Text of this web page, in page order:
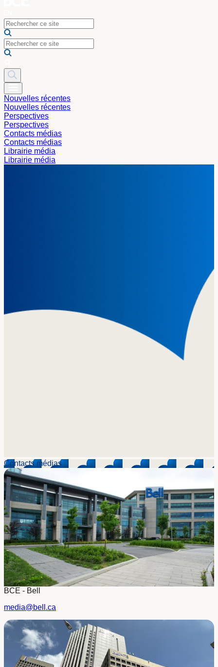
Nouvelles récentes
Nouvelles récentes
Perspectives
Perspectives
Contacts médias
Contacts médias
Librairie média
Librairie média
Contacts médias
BCE - Bell
media@bell.ca